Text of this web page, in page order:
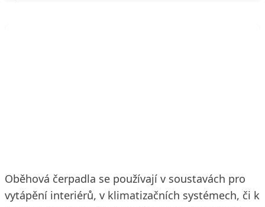
Oběhová čerpadla se používají v soustavách pro
vytápění interiérů, v klimatizačních systémech, či k